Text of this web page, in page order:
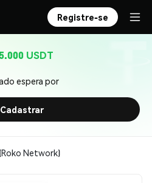
Registre-se
USDT
espera por
Cadastrar
Network)